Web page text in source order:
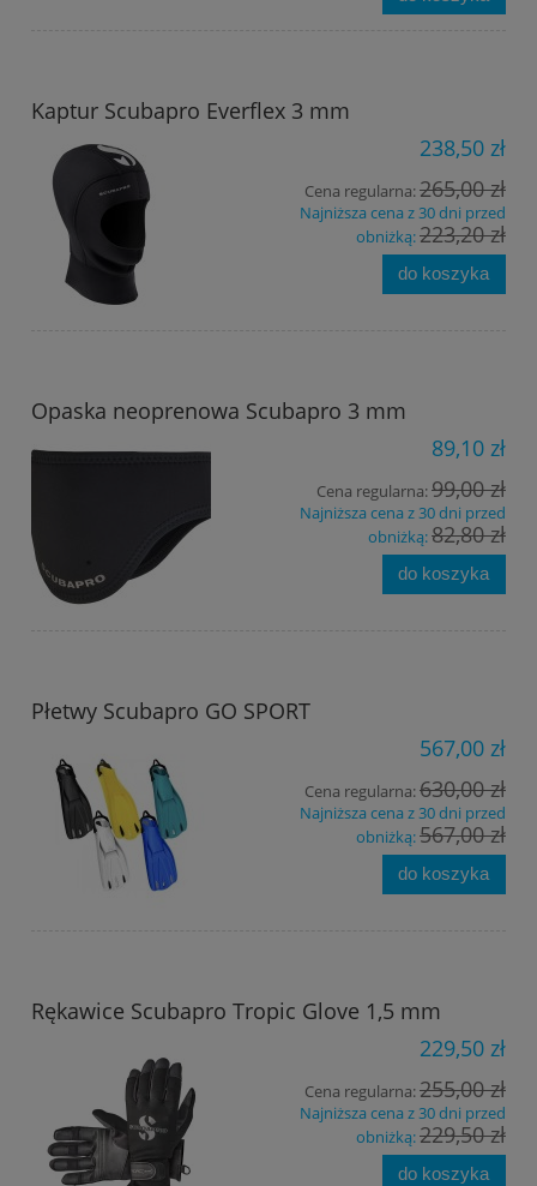
Kaptur Scubapro Everflex 3 mm
238,50 zł
Cena regularna:265,00 zł
Najniższa cena z 30 dni przed
obniżką:223,20 zł
do koszyka
Opaska neoprenowa Scubapro 3 mm
89,10 zł
Cena regularna:99,00 zł
Najniższa cena z 30 dni przed
obniżką:82,80 zł
do koszyka
Płetwy Scubapro GO SPORT
567,00 zł
Cena regularna:630,00 zł
Najniższa cena z 30 dni przed
obniżką:567,00 zł
do koszyka
Rękawice Scubapro Tropic Glove 1,5 mm
229,50 zł
Cena regularna:255,00 zł
Najniższa cena z 30 dni przed
obniżką:229,50 zł
do koszyka